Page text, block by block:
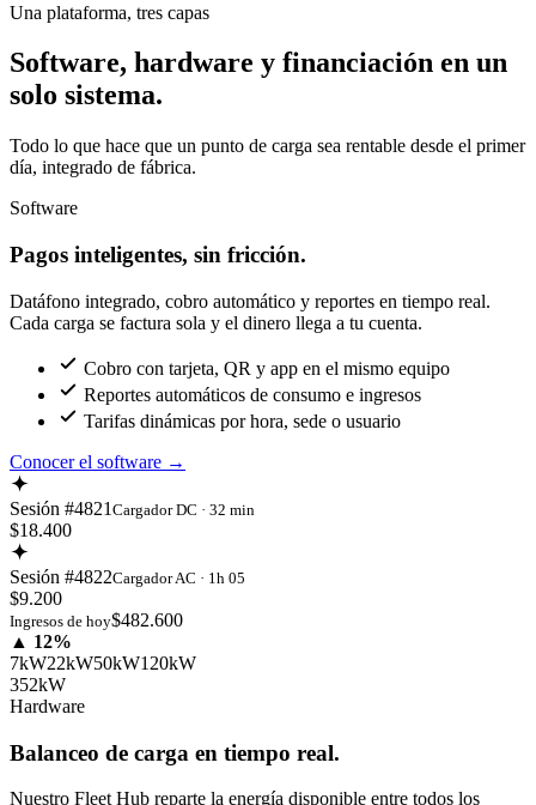
Una plataforma, tres capas
Software, hardware y financiación en un
solo sistema.
Todo lo que hace que un punto de carga sea rentable desde el primer
día, integrado de fábrica.
Software
Pagos inteligentes, sin fricción.
Datáfono integrado, cobro automático y reportes en tiempo real.
Cada carga se factura sola y el dinero llega a tu cuenta.
Cobro con tarjeta, QR y app en el mismo equipo
Reportes automáticos de consumo e ingresos
Tarifas dinámicas por hora, sede o usuario
Conocer el software →
Sesión #4821 Cargador DC · 32 min
$18.400
Sesión #4822Cargador AC · 1h 05
$9.200
Ingresos de hoy$482.600
▲ 12%
7kW22kW50kW120kW
352kW
Hardware
Balanceo de carga en tiempo real.
Nuestro Fleet Hub reparte la energía disponible entre todos los